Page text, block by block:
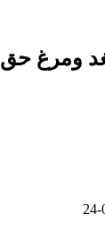
ومرغ حق